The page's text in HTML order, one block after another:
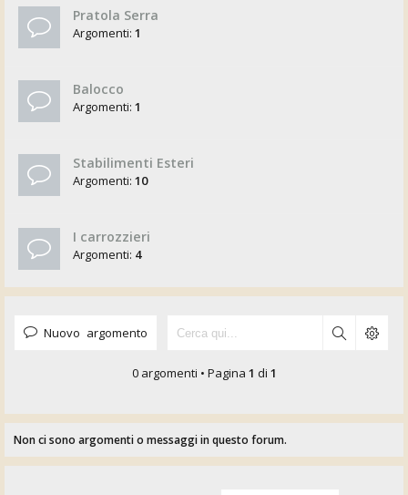
Pratola Serra
Argomenti: 1
Balocco
Argomenti: 1
Stabilimenti Esteri
Argomenti: 10
I carrozzieri
Argomenti: 4
Nuovo argomento
0 argomenti • Pagina 1 di 1
Non ci sono argomenti o messaggi in questo forum.